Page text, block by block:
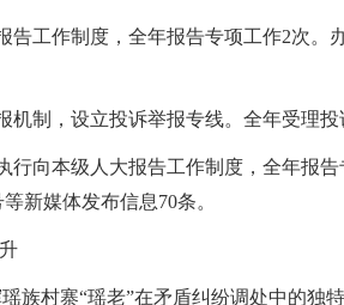
告工作制度，全年报告专项工作2次。
制，设立投诉举报专线。全年受理投
行向本级人大报告工作制度，全年报
新媒体发布信息70条。
族村寨“瑶老”在矛盾纠纷调处中的独